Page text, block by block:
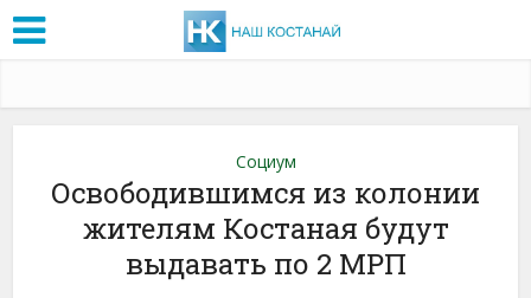
Социум
Освободившимся из колонии
жителям Костаная будут
выдавать по 2 МРП